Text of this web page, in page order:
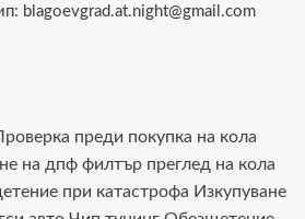
blagoevgrad.at.night@gmail.com
преди покупка на кола
на дпф филтър преглед на кола
при катастрофа Изкупуване